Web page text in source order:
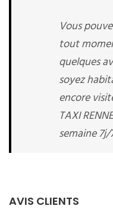
Vous
tout
quelques
soyez
encore
TAXI
semaine 7j/
AVIS CLIENTS